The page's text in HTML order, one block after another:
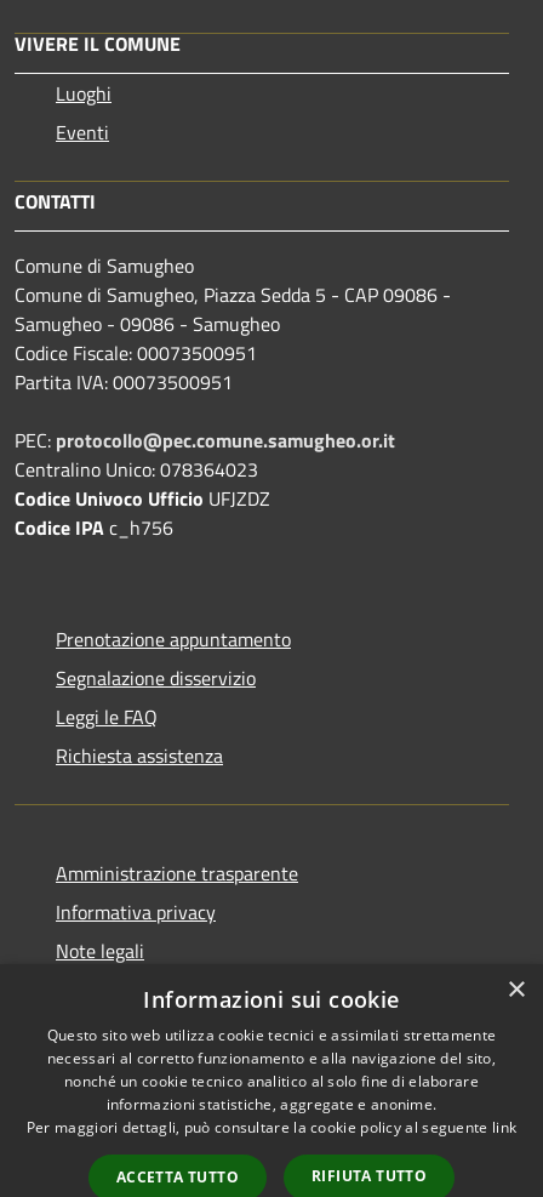
VIVERE IL COMUNE
Luoghi
Eventi
CONTATTI
Comune di Samugheo
Comune di Samugheo, Piazza Sedda 5 - CAP 09086 -
Samugheo - 09086 - Samugheo
Codice Fiscale: 00073500951
Partita IVA: 00073500951
PEC: protocollo@pec.comune.samugheo.or.it
Centralino Unico: 078364023
Codice Univoco Ufficio UFJZDZ
Codice IPAc_h756
Prenotazione appuntamento
Segnalazione disservizio
Leggi le FAQ
Richiesta assistenza
Amministrazione trasparente
Informativa privacy
Note legali
Dichiarazione di accessibilità
Accessibilità
Copyright © 2026 • Comune di
Samugheo • Powered by
Municipium•
Accesso
×
Informazioni sui cookie
Questo sito web utilizza cookie tecnici e assimilati strettamente
necessari al corretto funzionamento e alla navigazione del sito,
nonché un cookie tecnico analitico al solo fine di elaborare
informazioni statistiche, aggregate e anonime.
Per maggiori dettagli, può consultare la cookie policy al seguente link
ACCETTA TUTTO RIFIUTA TUTTO